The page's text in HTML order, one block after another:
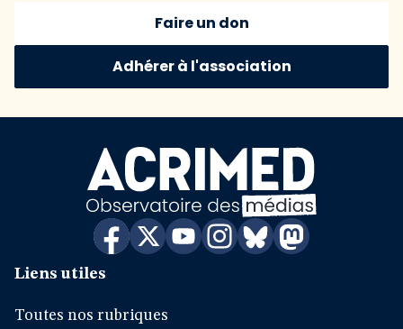
Faire un don
Adhérer à l'association
Liens utiles
Toutes nos rubriques